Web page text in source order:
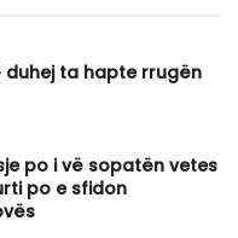
duhej ta hapte rrugën
po i vë sopatën vetes
po e sfidon